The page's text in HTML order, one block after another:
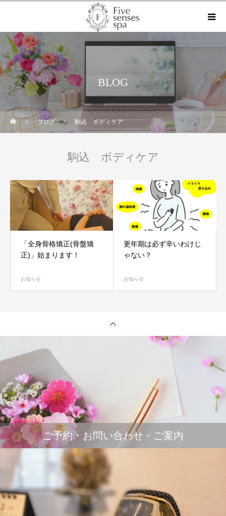
BLOG
ブログ 駒込 ボディケア
駒込 ボディケア
「全身骨格矯正(骨盤矯
正)」始まります！
お知らせ
更年期は必ず辛いわけじ
ゃない？
お知らせ
ご予約・お問い合わせ・ご案内